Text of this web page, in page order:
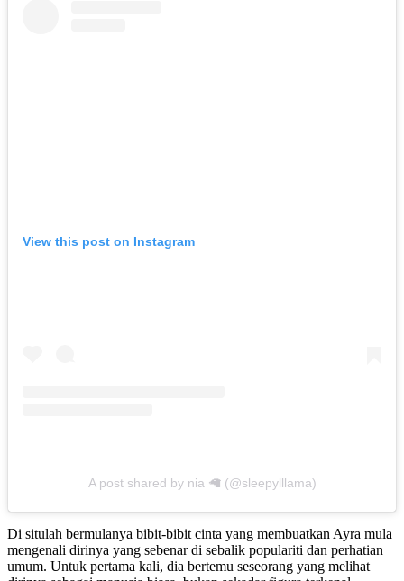
View this post on Instagram
A post shared by nia 🦙 (@sleepylllama)
Di situlah bermulanya bibit-bibit cinta yang membuatkan Ayra mula
mengenali dirinya yang sebenar di sebalik populariti dan perhatian
umum. Untuk pertama kali, dia bertemu seseorang yang melihat